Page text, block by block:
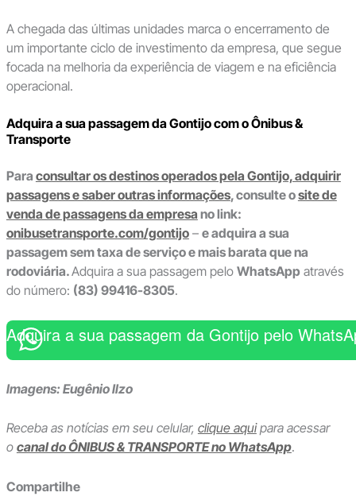
A chegada das últimas unidades marca o encerramento de
um importante ciclo de investimento da empresa, que segue
focada na melhoria da experiência de viagem e na eficiência
operacional.
Adquira a sua passagem da Gontijo com o Ônibus &
Transporte
Para consultar os destinos operados pela Gontijo, adquirir
passagens e saber outras informações, consulte osite de
venda de passagens da empresa no link:
onibusetransporte.com/gontijo– e adquira a sua
passagem sem taxa de serviço e mais barata que na
rodoviária.Adquira a sua passagem pelo WhatsAppatravés
do número: (83) 99416-8305.
Adquira a sua passagem da Gontijo pelo
Imagens: Eugênio Ilzo
Receba as notícias em seu celular, clique aquipara acessar
o canal do ÔNIBUS & TRANSPORTE no WhatsApp.
Compartilhe